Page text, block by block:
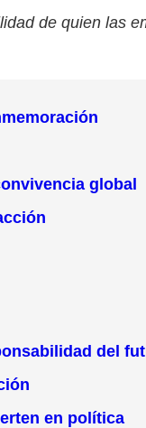
de quien las
global
del
en política